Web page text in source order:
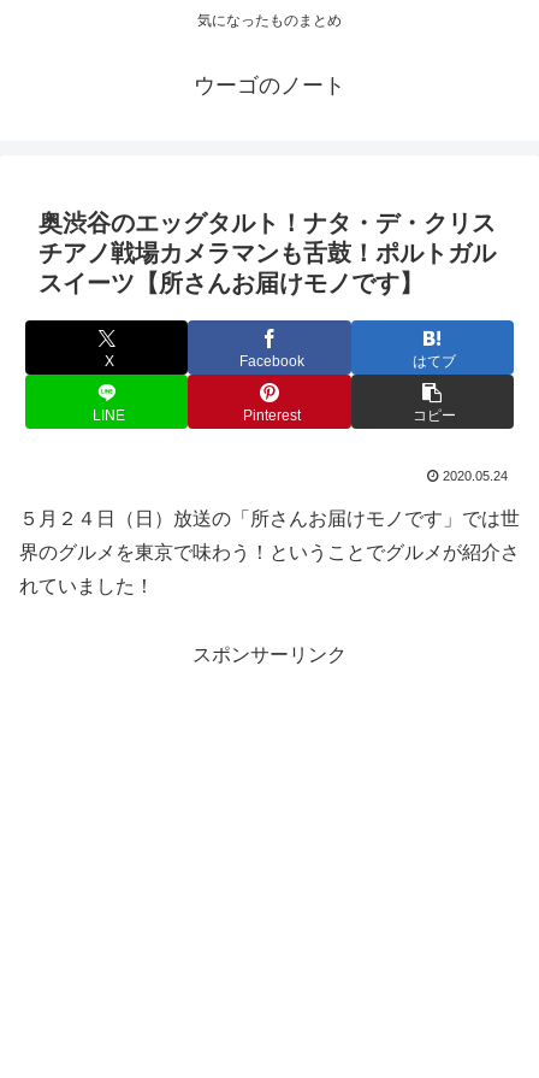
気になったものまとめ
ウーゴのノート
奥渋谷のエッグタルト！ナタ・デ・クリス
チアノ戦場カメラマンも舌鼓！ポルトガル
スイーツ【所さんお届けモノです】
X Facebook はてブ
LINE Pinterest コピー
2020.05.24
５月２４日（日）放送の「所さんお届けモノです」では世
界のグルメを東京で味わう！ということでグルメが紹介さ
れていました！
スポンサーリンク